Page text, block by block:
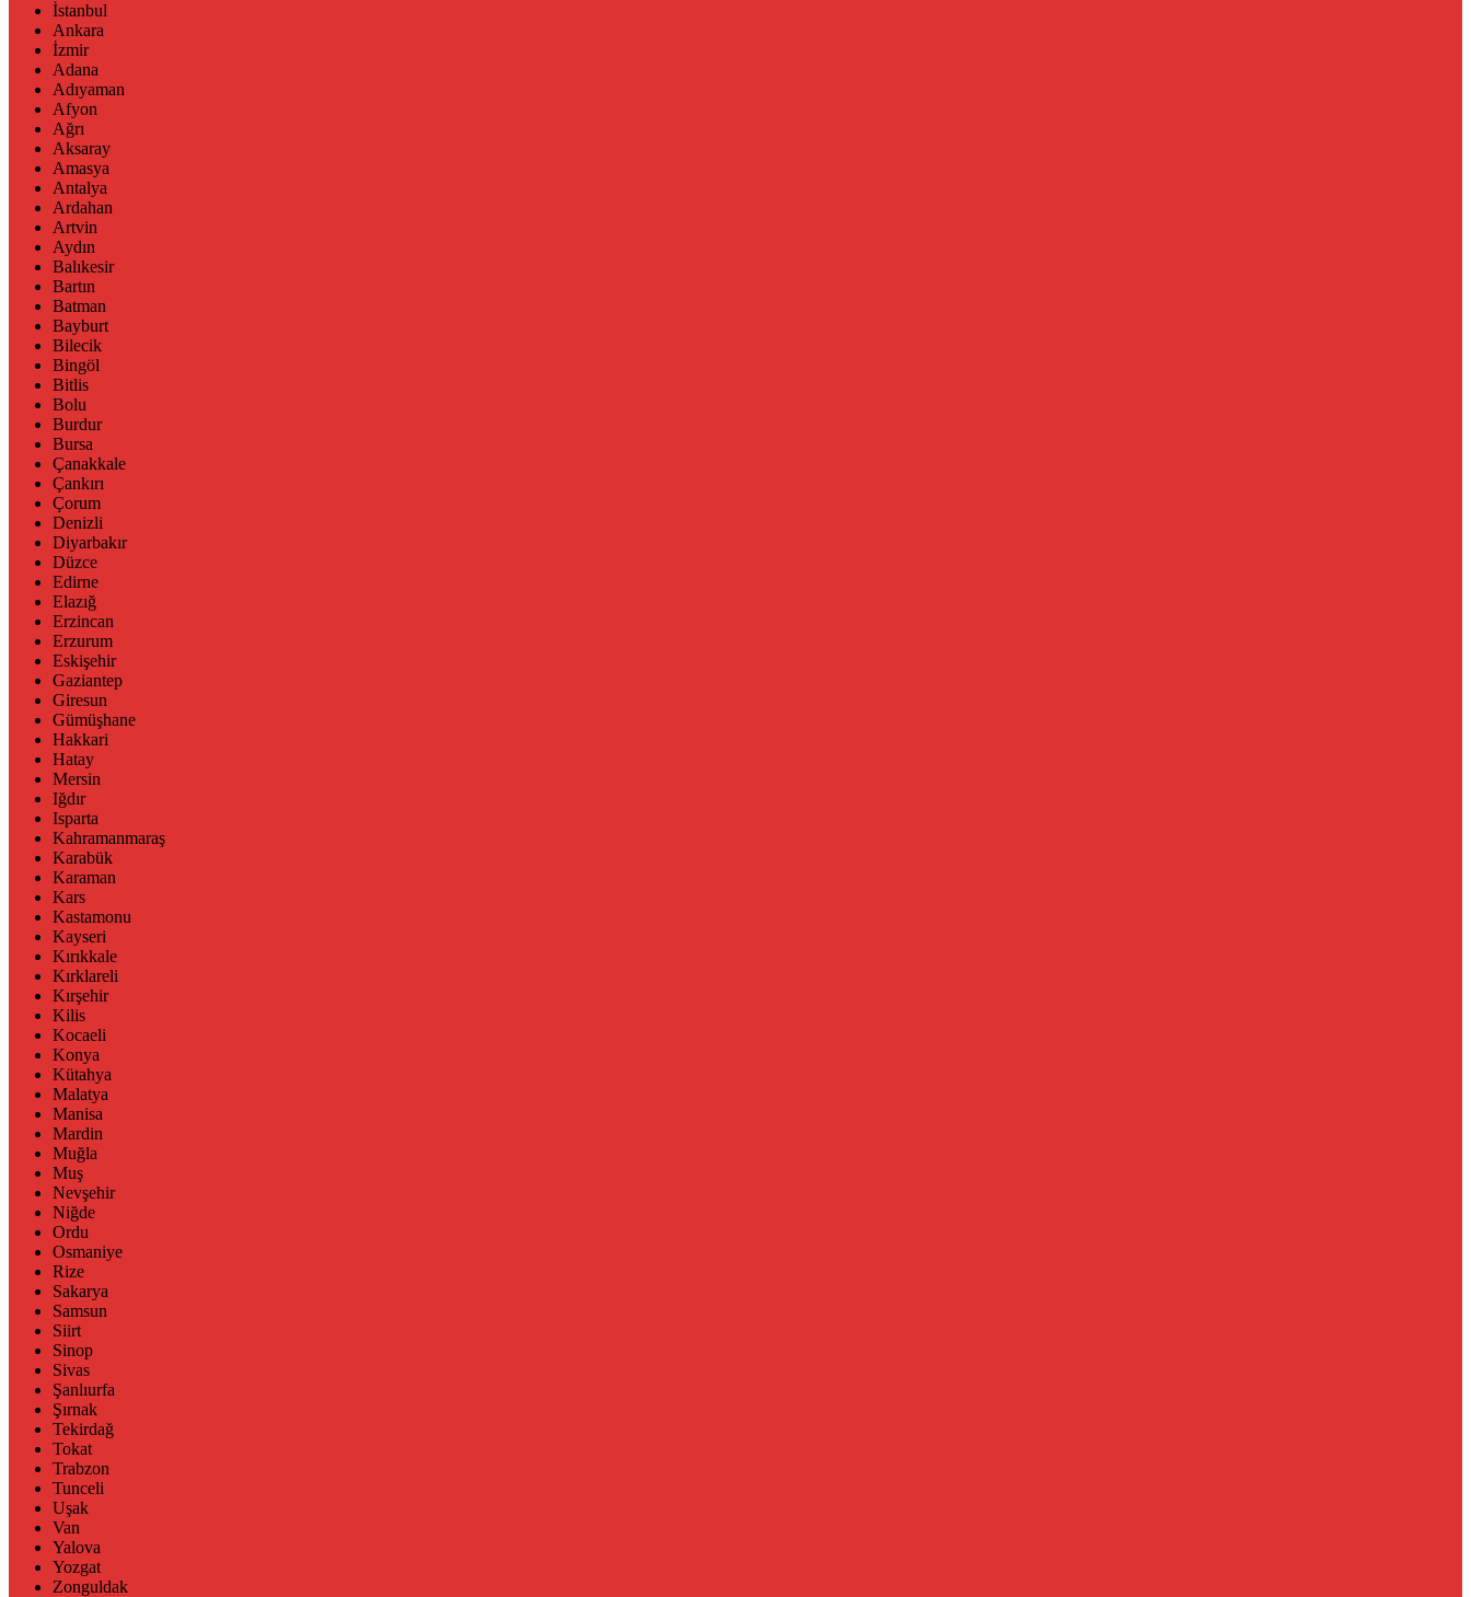
İstanbul
Ankara
İzmir
Adana
Adıyaman
Afyon
Ağrı
Aksaray
Amasya
Antalya
Ardahan
Artvin
Aydın
Balıkesir
Bartın
Batman
Bayburt
Bilecik
Bingöl
Bitlis
Bolu
Burdur
Bursa
Çanakkale
Çankırı
Çorum
Denizli
Diyarbakır
Düzce
Edirne
Elazığ
Erzincan
Erzurum
Eskişehir
Gaziantep
Giresun
Gümüşhane
Hakkari
Hatay
Mersin
Iğdır
Isparta
Kahramanmaraş
Karabük
Karaman
Kars
Kastamonu
Kayseri
Kırıkkale
Kırklareli
Kırşehir
Kilis
Kocaeli
Konya
Kütahya
Malatya
Manisa
Mardin
Muğla
Muş
Nevşehir
Niğde
Ordu
Osmaniye
Rize
Sakarya
Samsun
Siirt
Sinop
Sivas
Şanlıurfa
Şırnak
Tekirdağ
Tokat
Trabzon
Tunceli
Uşak
Van
Yalova
Yozgat
Zonguldak